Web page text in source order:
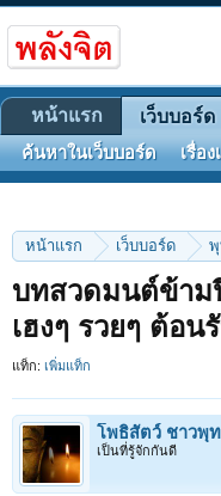
หน้าแรก เว็บบอร์ด
บทสวดมนต์ข้าม
เฮงๆ รวยๆ ต้อน
แท็ก: เพิ่มแท็ก
โพธิสัตว์ ชาวพุ
เป็นที่รู้จักกันดี
หน้าแรก เว็บบอร์ด
ค้นหาในเว็บบอร์ด เรื่อง